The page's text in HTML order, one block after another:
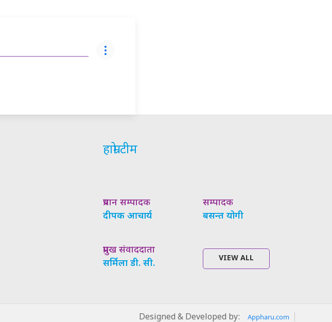
हाम्रो टीम
प्रधान सम्पादक
दीपक आचार्य
सम्पादक
बसन्त योगी
प्रमुख संवाददाता
सर्मिला डी. सी.
VIEW ALL
Designed & Developed by: Appharu.com